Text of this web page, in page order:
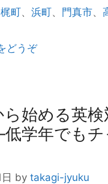
梶町、 浜町、 門真市、
どうぞ
始める英
学年でもチ
by takagi-jyuku